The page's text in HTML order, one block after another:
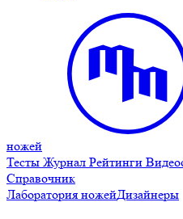
ножей
Тесты Журнал Рейтинги
Справочник
Лаборатория ножейДизайнеры